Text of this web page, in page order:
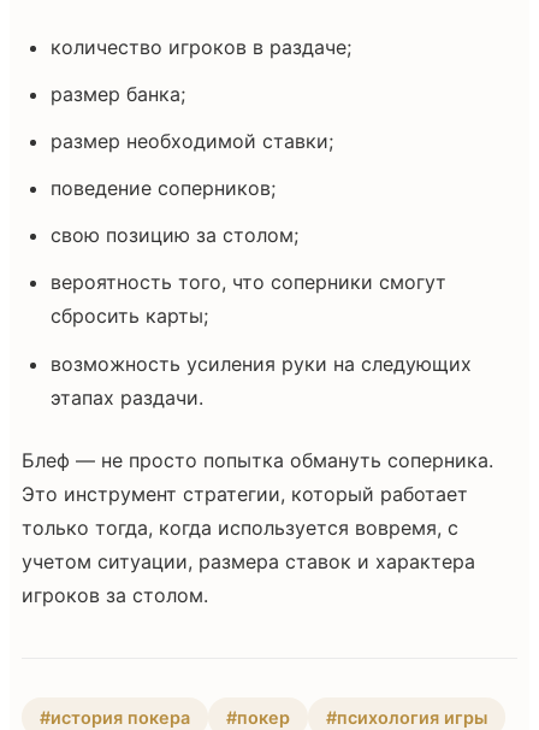
количество игроков в раздаче;
размер банка;
размер необходимой ставки;
поведение соперников;
свою позицию за столом;
вероятность того, что соперники смогут
сбросить карты;
возможность усиления руки на следующих
этапах раздачи.
Блеф — не просто попытка обмануть соперника.
Это инструмент стратегии, который работает
только тогда, когда используется вовремя, с
учетом ситуации, размера ставок и характера
игроков за столом.
#история покера #покер #психология игры